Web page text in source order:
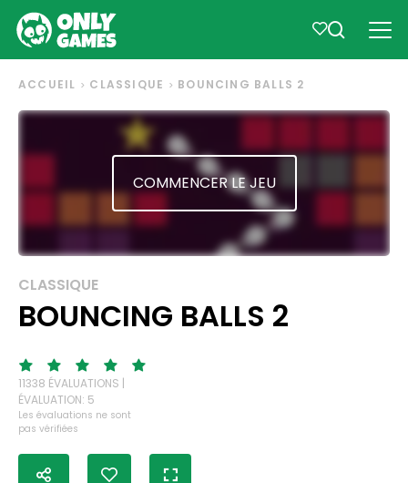
ACCUEIL CLASSIQUE BOUNCING BALLS 2
COMMENCER LE JEU
CLASSIQUE
BOUNCING BALLS 2
11338 ÉVALUATIONS |
ÉVALUATION: 5
Les évaluations ne sont
pas vérifiées